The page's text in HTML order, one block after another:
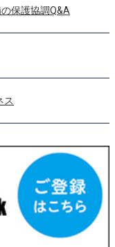
保護協調Q&A
ス